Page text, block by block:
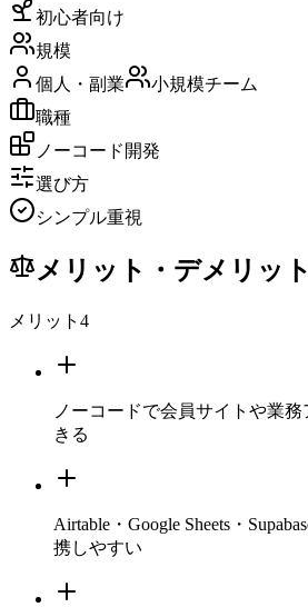
初心者向け
規模
個人・副業
小規模チーム
職種
ノーコード開発
選び方
シンプル重視
メリット・デメリット
メリット 4
ノーコードで会員サイトや業
きる
Airtable・Google Sheets・
携しやすい